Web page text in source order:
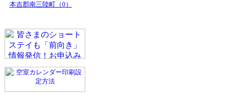
本吉郡南三陸町（0）